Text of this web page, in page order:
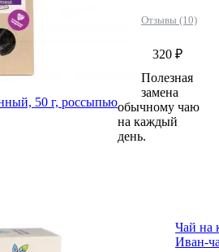
50 г, россыпью
Отзывы (10)
320 ₽
Полезная
замена
обычному чаю
на каждый
день.
Чай на
Иван-